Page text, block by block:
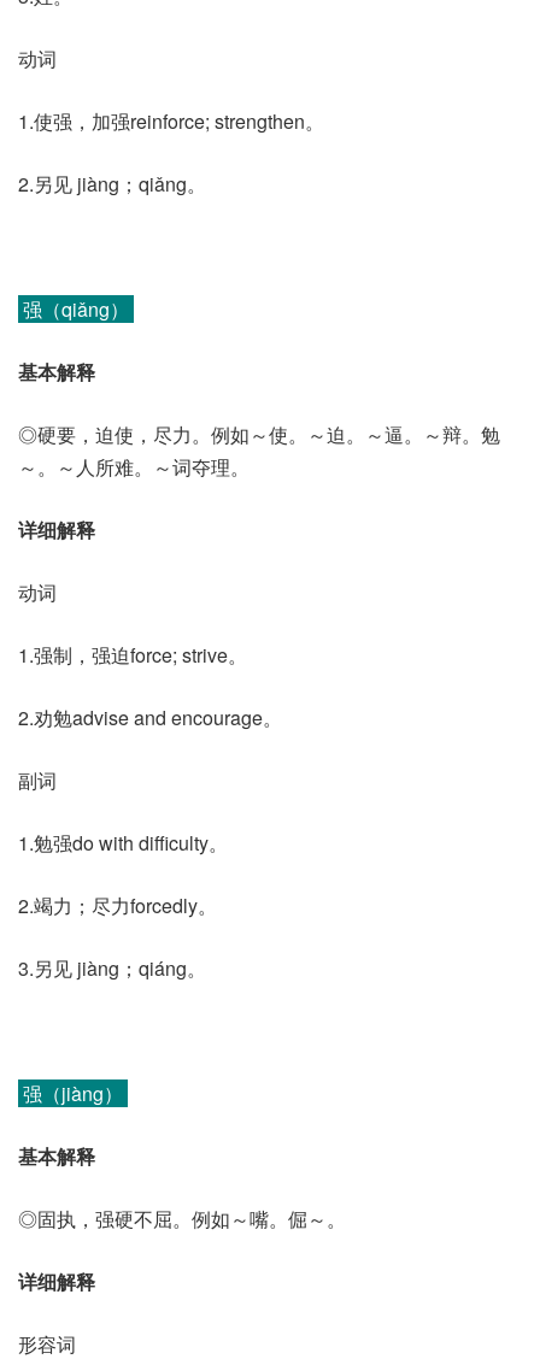
动词
1.使强，加强reinforce; strengthen。
2.另见 jiàng；qiǎng。
强（qiǎng）
基本解释
◎硬要，迫使，尽力。例如～使。～迫。～逼。～辩。勉
～。～人所难。～词夺理。
详细解释
动词
1.强制，强迫force; strive。
2.劝勉advise and encourage。
副词
1.勉强do with difficulty。
2.竭力；尽力forcedly。
3.另见 jiàng；qiáng。
强（jiàng）
基本解释
◎固执，强硬不屈。例如～嘴。倔～。
详细解释
形容词